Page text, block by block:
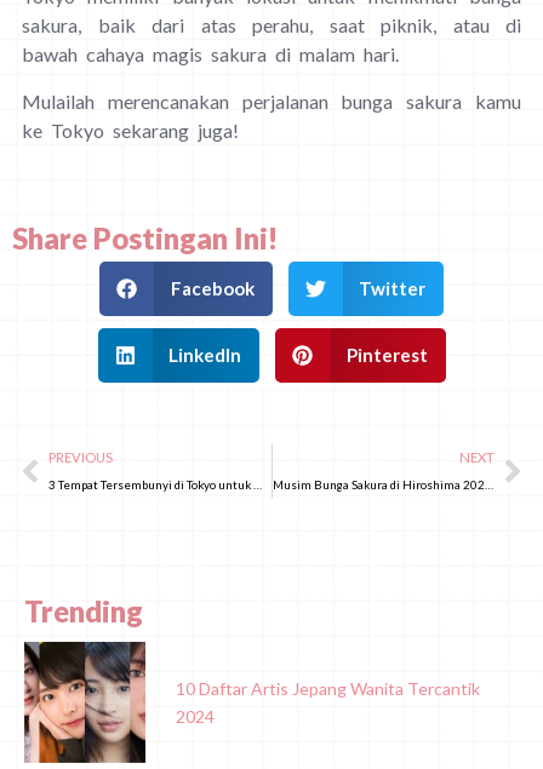
sakura, baik dari atas perahu, saat piknik, atau di
bawah cahaya magis sakura di malam hari.
Mulailah merencanakan perjalanan bunga sakura kamu
ke Tokyo sekarang juga!
Share Postingan Ini!
Facebook Twitter
LinkedIn Pinterest
PREVIOUS NEXT
Trending
10 Daftar Artis Jepang Wanita Tercantik
2024